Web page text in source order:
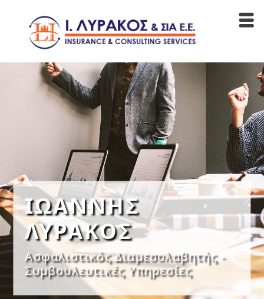
ΙΩΑΝΝΗΣ
ΛΥΡΑΚΟΣ
Ασφαλιστικός Διαμεσολαβητής -
Συμβουλευτικές Υπηρεσίες